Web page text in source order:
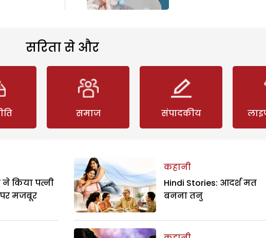
सरिता से और
समाज संपादकीय
किया पत्नी
मजबूर
कहानी
Hindi Stories: आदर्श मत
बनना तनु